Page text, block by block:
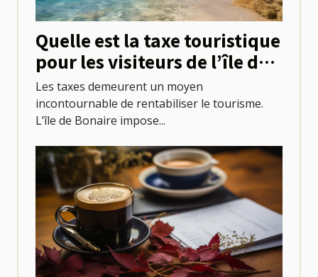
Quelle est la taxe touristique
pour les visiteurs de l’île de
Bonaire ?
Les taxes demeurent un moyen
incontournable de rentabiliser le tourisme.
L’île de Bonaire impose...